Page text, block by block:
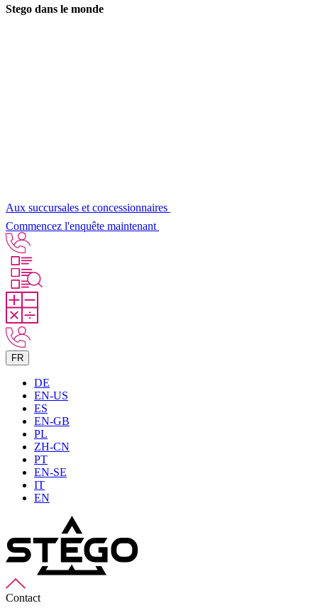
Stego dans le monde
Aux succursales et concessionnaires
Commencez l'enquête maintenant
FR
DE
EN-US
ES
EN-GB
PL
ZH-CN
PT
EN-SE
IT
EN
Contact